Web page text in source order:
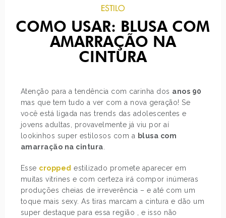
ESTILO
COMO USAR: BLUSA COM
AMARRAÇÃO NA
CINTURA
Atenção para a tendência com carinha dos anos 90
mas que tem tudo a ver com a nova geração! Se
você está ligada nas trends das adolescentes e
jovens adultas, provavelmente já viu por aí
lookinhos super estilosos com a blusa com
amarração na cintura
Esse cropped estilizado promete aparecer em
muitas vitrines e com certeza irá compor inúmeras
produções cheias de irreverência – e até com um
toque mais sexy. As tiras marcam a cintura e dão um
super destaque para essa região , e isso não